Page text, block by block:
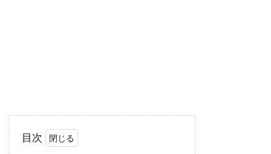
度
こんにちは、じてんしゃライターふくだです。
目次